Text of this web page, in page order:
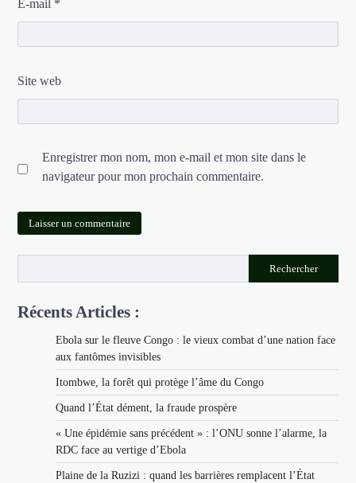
E-mail *
Site web
Enregistrer mon nom, mon e-mail et mon site dans le
navigateur pour mon prochain commentaire.
Rechercher
Récents Articles :
Ebola sur le fleuve Congo : le vieux combat d’une nation face
aux fantômes invisibles
Itombwe, la forêt qui protège l’âme du Congo
Quand l’État dément, la fraude prospère
« Une épidémie sans précédent » : l’ONU sonne l’alarme, la
RDC face au vertige d’Ebola
Plaine de la Ruzizi : quand les barrières remplacent l’État